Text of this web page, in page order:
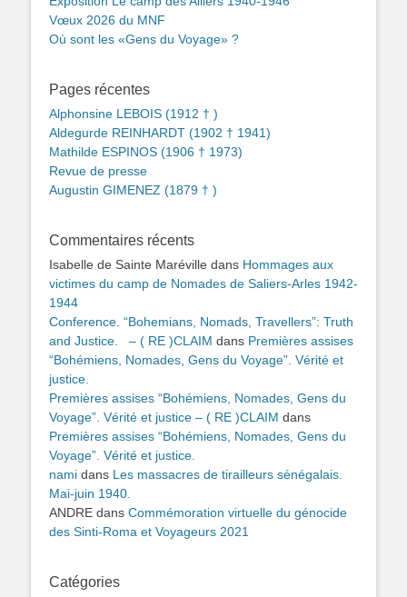
Vœux 2026 du MNF
Où sont les «Gens du Voyage» ?
Pages récentes
Alphonsine LEBOIS (1912 † )
Aldegurde REINHARDT (1902 † 1941)
Mathilde ESPINOS (1906 † 1973)
Revue de presse
Augustin GIMENEZ (1879 † )
Commentaires récents
Isabelle de Sainte Maréville dans Hommages aux
victimes du camp de Nomades de Saliers-Arles 1942-
1944
Conference. “Bohemians, Nomads, Travellers”: Truth
and Justice. – ( RE )CLAIM dans Premières assises
“Bohémiens, Nomades, Gens du Voyage”. Vérité et
justice.
Premières assises “Bohémiens, Nomades, Gens du
Voyage”. Vérité et justice – ( RE )CLAIM dans
Premières assises “Bohémiens, Nomades, Gens du
Voyage”. Vérité et justice.
nami dans Les massacres de tirailleurs sénégalais.
Mai-juin 1940.
ANDRE dans Commémoration virtuelle du génocide
des Sinti-Roma et Voyageurs 2021
Catégories